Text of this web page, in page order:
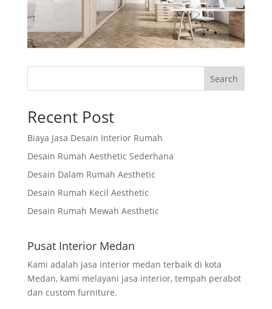
Search
Recent Post
Biaya Jasa Desain Interior Rumah
Desain Rumah Aesthetic Sederhana
Desain Dalam Rumah Aesthetic
Desain Rumah Kecil Aesthetic
Desain Rumah Mewah Aesthetic
Pusat Interior Medan
Kami adalah jasa interior medan terbaik di kota
Medan, kami melayani jasa interior, tempah perabot
dan custom furniture.